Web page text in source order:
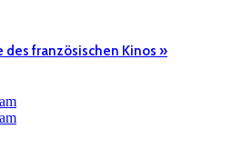
des französischen Kinos »